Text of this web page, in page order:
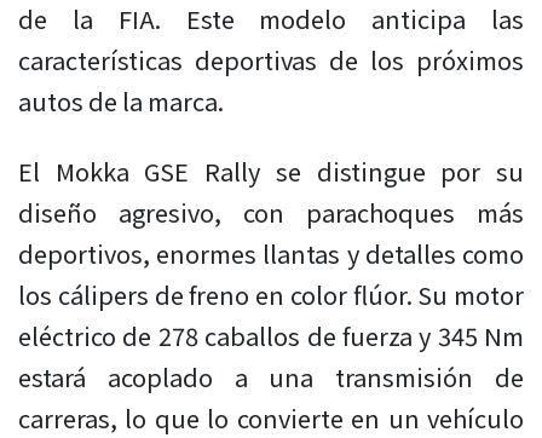
de la FIA. Este modelo anticipa las
características deportivas de los próximos
autos de la marca.
El Mokka GSE Rally se distingue por su
diseño agresivo, con parachoques más
deportivos, enormes llantas y detalles como
los cálipers de freno en color flúor. Su motor
eléctrico de 278 caballos de fuerza y 345 Nm
estará acoplado a una transmisión de
carreras, lo que lo convierte en un vehículo